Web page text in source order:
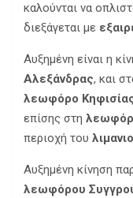
καλούνται να
διεξάγεται με
Αυξημένη είναι η
Αλεξάνδρας, και
λεωφόρο
επίσης στη
περιοχή του
Αυξημένη κίνηση
λεωφόρου